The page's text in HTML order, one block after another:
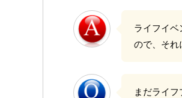
ライフイ
ので、それ
まだライ